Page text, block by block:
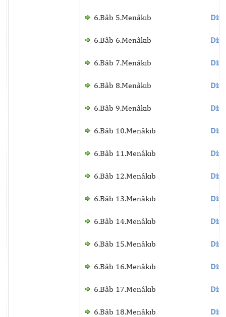
6.Bâb 5.Menâkıb
6.Bâb 6.Menâkıb
6.Bâb 7.Menâkıb
6.Bâb 8.Menâkıb
6.Bâb 9.Menâkıb
6.Bâb 10.Menâkıb
6.Bâb 11.Menâkıb
6.Bâb 12.Menâkıb
6.Bâb 13.Menâkıb
6.Bâb 14.Menâkıb
6.Bâb 15.Menâkıb
6.Bâb 16.Menâkıb
6.Bâb 17.Menâkıb
6.Bâb 18.Menâkıb